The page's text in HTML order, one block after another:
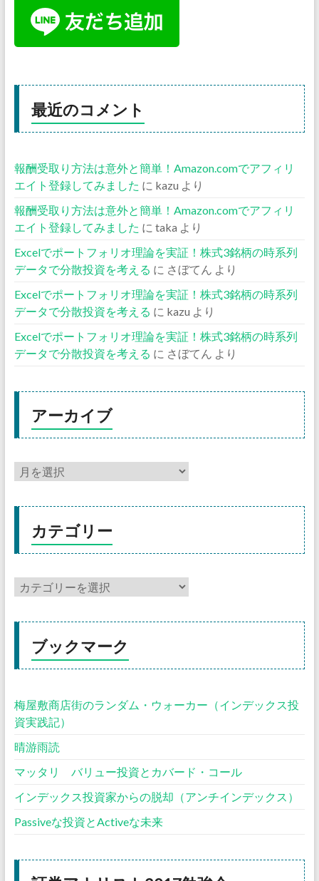
最近のコメント
報酬受取り方法は意外と簡単！Amazon.comでアフィリ
エイト登録してみました に kazu より
報酬受取り方法は意外と簡単！Amazon.comでアフィリ
エイト登録してみました に taka より
Excelでポートフォリオ理論を実証！株式3銘柄の時系列
データで分散投資を考える に さぼてん より
Excelでポートフォリオ理論を実証！株式3銘柄の時系列
データで分散投資を考える に kazu より
Excelでポートフォリオ理論を実証！株式3銘柄の時系列
データで分散投資を考える に さぼてん より
アーカイブ
カテゴリー
ブックマーク
梅屋敷商店街のランダム・ウォーカー（インデックス投
資実践記）
晴游雨読
マッタリ バリュー投資とカバード・コール
インデックス投資家からの脱却（アンチインデックス）
Passiveな投資とActiveな未来